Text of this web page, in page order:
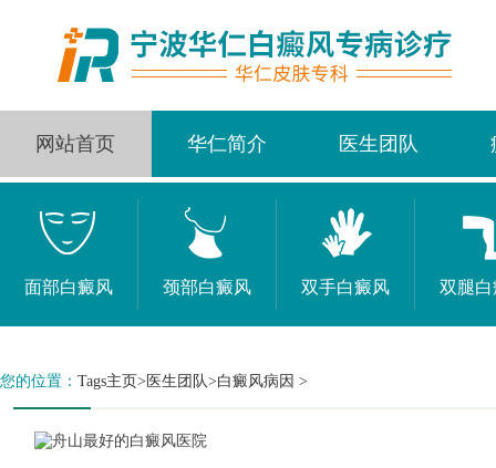
网站首页 华仁简介 医生团队
面部白癜风 颈部白癜风 双手白癜风 双腿
您的位置： Tags主页> 医生团队>白癜风病因 >